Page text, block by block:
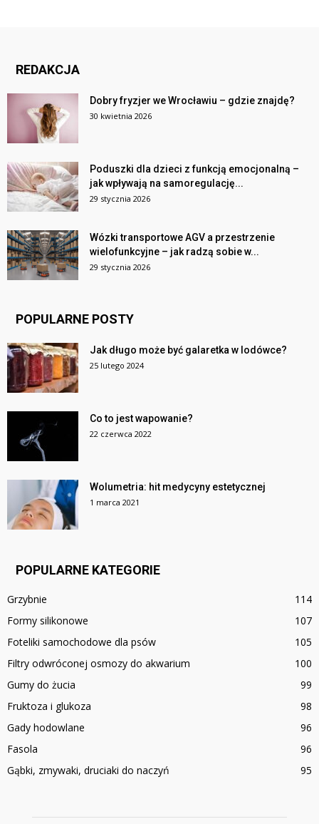
REDAKCJA
Dobry fryzjer we Wrocławiu – gdzie znajdę?
30 kwietnia 2026
Poduszki dla dzieci z funkcją emocjonalną –
jak wpływają na samoregulację...
29 stycznia 2026
Wózki transportowe AGV a przestrzenie
wielofunkcyjne – jak radzą sobie w...
29 stycznia 2026
POPULARNE POSTY
Jak długo może być galaretka w lodówce?
25 lutego 2024
Co to jest wapowanie?
22 czerwca 2022
Wolumetria: hit medycyny estetycznej
1 marca 2021
POPULARNE KATEGORIE
Grzybnie
114
Formy silikonowe
107
Foteliki samochodowe dla psów
105
Filtry odwróconej osmozy do akwarium
100
Gumy do żucia
99
Fruktoza i glukoza
98
Gady hodowlane
96
Fasola
96
Gąbki, zmywaki, druciaki do naczyń
95